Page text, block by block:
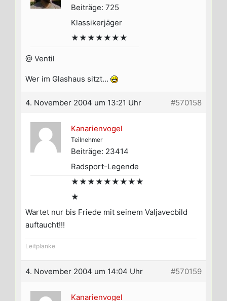
Beiträge: 725
Klassikerjäger
★★★★★★★
@ Ventil
Wer im Glashaus sitzt…
4. November 2004 um 13:21 Uhr #570158
Kanarienvogel
Teilnehmer
Beiträge: 23414
Radsport-Legende
★★★★★★★★★
★
Wartet nur bis Friede mit seinem Valjavecbild
auftaucht!!!
Leitplanke
4. November 2004 um 14:04 Uhr #570159
Kanarienvogel